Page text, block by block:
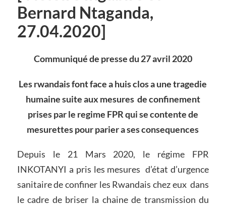
Bernard Ntaganda,
27.04.2020]
Communiqué de presse du 27 avril 2020
Les rwandais font face a huis clos a une tragedie
humaine suite aux mesures de confinement
prises par le regime FPR qui se contente de
mesurettes pour parier a ses consequences
Depuis le 21 Mars 2020, le régime FPR
INKOTANYI a pris les mesures d’état d’urgence
sanitaire de confiner les Rwandais chez eux dans
le cadre de briser la chaine de transmission du